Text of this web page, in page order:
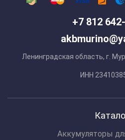
+7 812
Ленинградская область, г.
ИНН
Аккумуляторы